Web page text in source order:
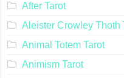
After Tarot
Aleister Crowley Thoth
Animal Totem Tarot
Animism Tarot